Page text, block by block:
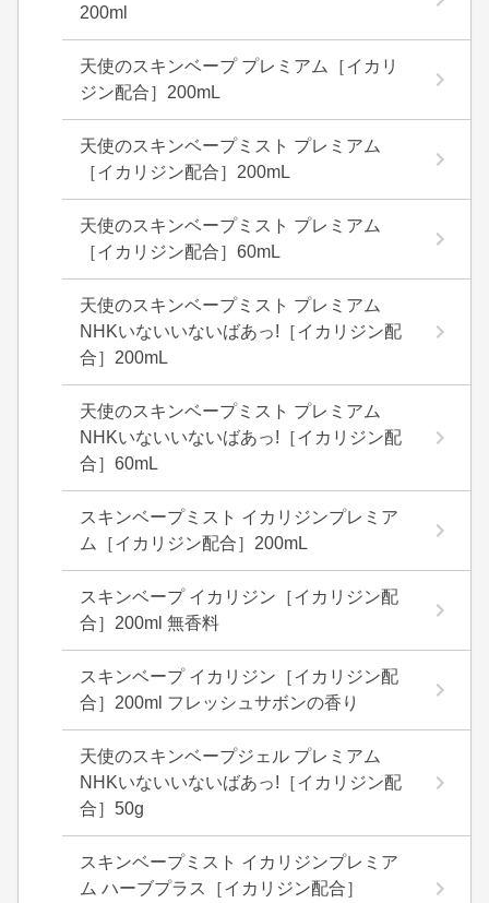
200ml
天使のスキンベープ プレミアム［イカリ
ジン配合］200mL
天使のスキンベープミスト プレミアム
［イカリジン配合］200mL
天使のスキンベープミスト プレミアム
［イカリジン配合］60mL
天使のスキンベープミスト プレミアム
NHKいないいないばあっ!［イカリジン配
合］200mL
天使のスキンベープミスト プレミアム
NHKいないいないばあっ!［イカリジン配
合］60mL
スキンベープミスト イカリジンプレミア
ム［イカリジン配合］200mL
スキンベープ イカリジン［イカリジン配
合］200ml 無香料
スキンベープ イカリジン［イカリジン配
合］200ml フレッシュサボンの香り
天使のスキンベープジェル プレミアム
NHKいないいないばあっ!［イカリジン配
合］50g
スキンベープミスト イカリジンプレミア
ム ハーブプラス［イカリジン配合］